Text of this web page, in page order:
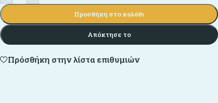
Προσθήκη στο καλάθι
Απόκτησε το
Πρόσθήκη στην λίστα επιθυμιών